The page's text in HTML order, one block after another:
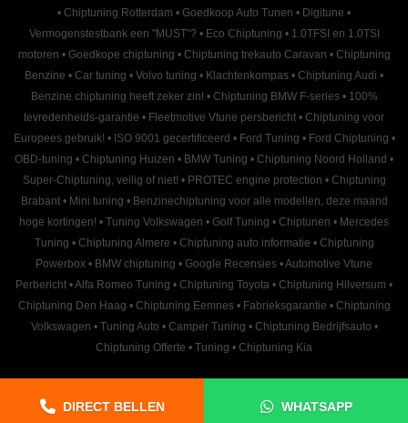
• Chiptuning Rotterdam • Goedkoop Auto Tunen • Digitune •
Vermogenstestbank een "MUST"? • Eco Chiptuning • 1.0TFSI en 1.0TSI
motoren • Goedkope chiptuning • Chiptuning trekauto Caravan • Chiptuning
Benzine • Car tuning • Volvo tuning • Klachtenkompas • Chiptuning Audi •
Benzine chiptuning heeft zeker zin! • Chiptuning BMW F-series • 100%
tevredenheids-garantie • Fleetmotive Vtune persbericht • Chiptuning voor
Europees gebruik! • ISO 9001 gecertificeerd • Ford Tuning • Ford Chiptuning •
OBD-tuning • Chiptuning Huizen • BMW Tuning • Chiptuning Noord Holland •
Super-Chiptuning, veilig of niet! • PROTEC engine protection • Chiptuning
Brabant • Mini tuning • Benzinechiptuning voor alle modellen, deze maand
hoge kortingen! • Tuning Volkswagen • Golf Tuning • Chiptunen • Mercedes
Tuning • Chiptuning Almere • Chiptuning auto informatie • Chiptuning
Powerbox • BMW chiptuning • Google Recensies •Automotive Vtune
Perbericht •Alfa Romeo Tuning • Chiptuning Toyota • Chiptuning Hilversum •
Chiptuning Den Haag • Chiptuning Eemnes • Fabrieksgarantie • Chiptuning
Volkswagen • Tuning Auto • Camper Tuning • Chiptuning Bedrijfsauto •
Chiptuning Offerte • Tuning • Chiptuning Kia
DIRECT BELLEN WHATSAPP